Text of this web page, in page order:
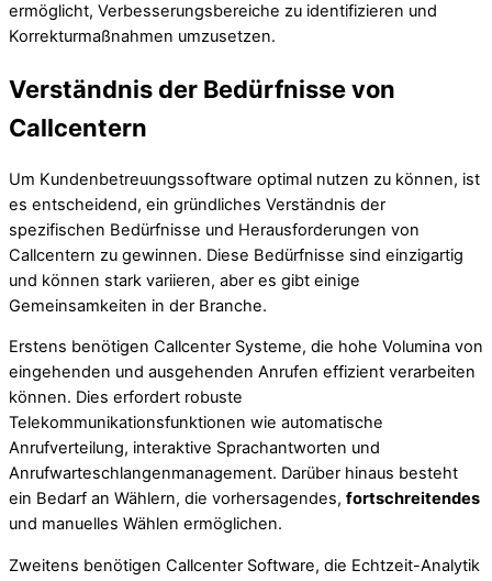
ermöglicht, Verbesserungsbereiche zu identifizieren und
Korrekturmaßnahmen umzusetzen.
Verständnis der Bedürfnisse von
Callcentern
Um Kundenbetreuungssoftware optimal nutzen zu können, ist
es entscheidend, ein gründliches Verständnis der
spezifischen Bedürfnisse und Herausforderungen von
Callcentern zu gewinnen. Diese Bedürfnisse sind einzigartig
und können stark variieren, aber es gibt einige
Gemeinsamkeiten in der Branche.
Erstens benötigen Callcenter Systeme, die hohe Volumina von
eingehenden und ausgehenden Anrufen effizient verarbeiten
können. Dies erfordert robuste
Telekommunikationsfunktionen wie automatische
Anrufverteilung, interaktive Sprachantworten und
Anrufwarteschlangenmanagement. Darüber hinaus besteht
ein Bedarf an Wählern, die vorhersagendes, fortschreitendes
und manuelles Wählen ermöglichen.
Zweitens benötigen Callcenter Software, die Echtzeit-Analytik